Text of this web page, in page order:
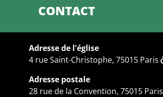
CONTACT
Adresse de l'église
4 rue Saint-Christophe, 75015 Paris
Adresse postale
28 rue de la Convention, 75015 Paris